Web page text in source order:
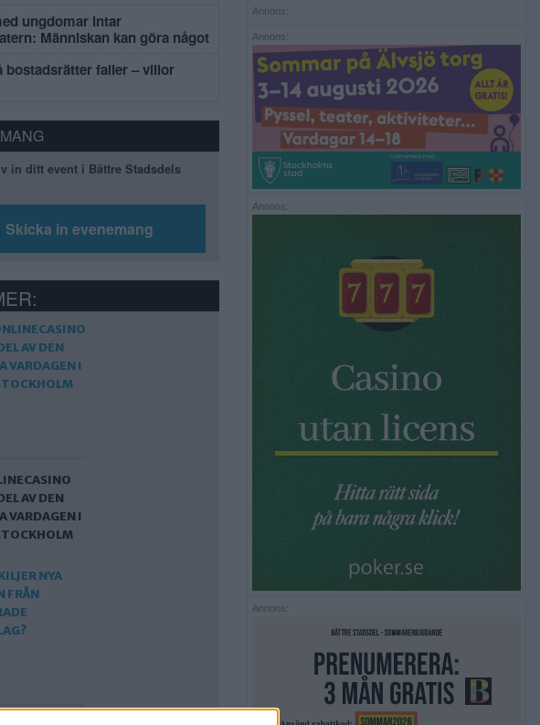
ungdomar intar
Människan kan göra något
bostadsrätter faller – villor
in ditt event i Bättre Stadsdels
Skicka in evenemang
AV DEN
VARDAGEN I
Annons:
Annons:
Annons:
Annons: